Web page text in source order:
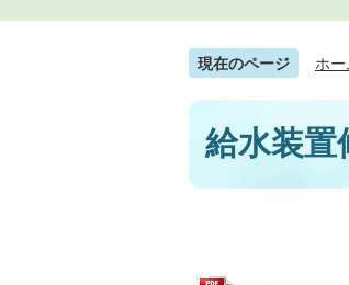
現在のページ ホー
給水装置